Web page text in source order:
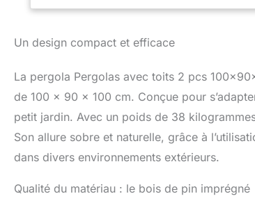
Un design compact et efficace
La pergola Pergolas avec toits 2 pcs
de 100 x 90 x 100 cm. Conçue pour
petit jardin. Avec un poids de 38
Son allure sobre et naturelle, grâce à
dans divers environnements extérieurs.
Qualité du matériau : le bois de pin imprégné